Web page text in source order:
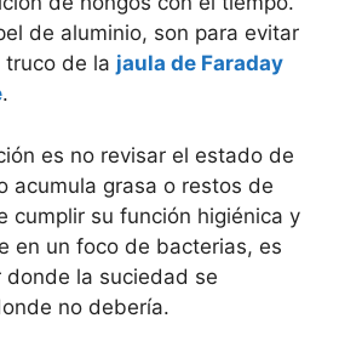
de aluminio, son para evitar
truco de la jaula de Faraday
.
es no revisar el estado de
acumula grasa o restos de
cumplir su función higiénica y
en un foco de bacterias, es
donde la suciedad se
no debería.